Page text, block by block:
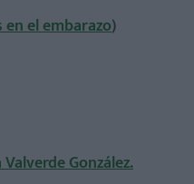
el embarazo)
González.